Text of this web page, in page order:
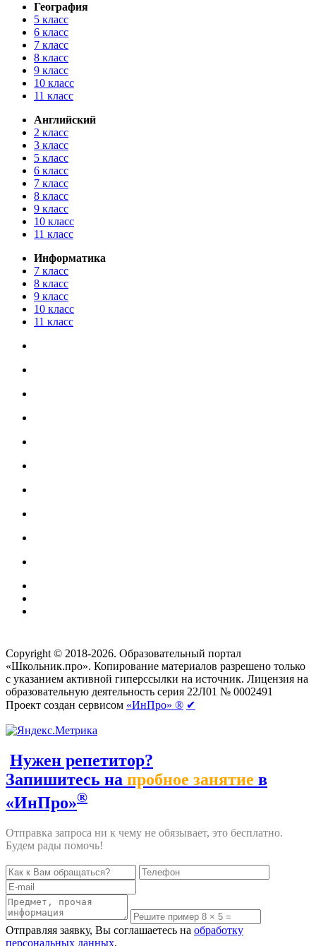
География
5 класс
6 класс
7 класс
8 класс
9 класс
10 класс
11 класс
Английский
2 класс
3 класс
5 класс
6 класс
7 класс
8 класс
9 класс
10 класс
11 класс
Информатика
7 класс
8 класс
9 класс
10 класс
11 класс
Copyright © 2018-2026. Образовательный портал
«Школьник.про». Копирование материалов разрешено только
с указанием активной гиперссылки на источник. Лицензия на
образовательную деятельность серия 22Л01 № 0002491
Проект создан сервисом «ИнПро» ® ✔
Нужен репетитор?
Запишитесь на пробное занятие в
«ИнПро»®
Отправка запроса ни к чему не обязывает, это бесплатно.
Будем рады помочь!
Отправляя заявку, Вы соглашаетесь на обработку
персональных данных.